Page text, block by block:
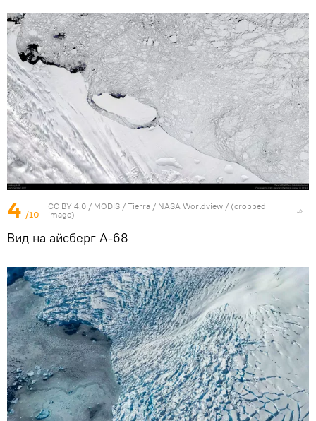
4 /10
CC BY 4.0 / MODIS / Tierra / NASA Worldview / (cropped
image)
Вид на айсберг А-68